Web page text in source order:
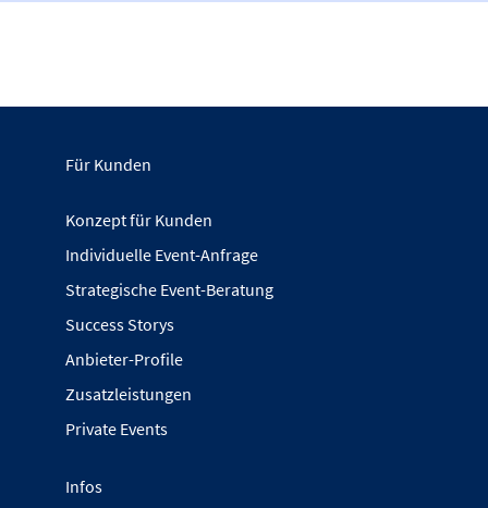
Für Kunden
Konzept für Kunden
Individuelle Event-Anfrage
Strategische Event-Beratung
Success Storys
Anbieter-Profile
Zusatzleistungen
Private Events
Infos